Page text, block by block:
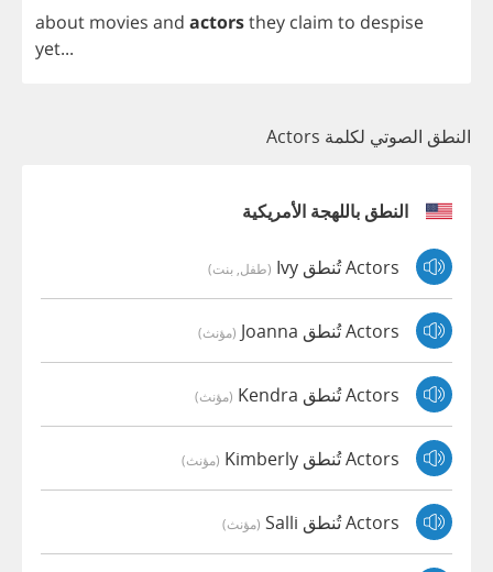
about movies and actorsthey claim to despise
yet...
النطق الصوتي لكلمة Actors
النطق باللهجة الأمريكية
Actors تُنطق Ivy (طفل, بنت)
Actors تُنطق Joanna (مؤنث)
Actors تُنطق Kendra (مؤنث)
Actors تُنطق Kimberly (مؤنث)
Actors تُنطق Salli (مؤنث)